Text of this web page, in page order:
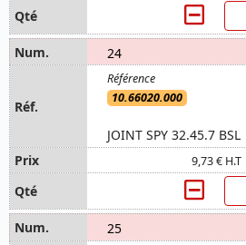
24
10.66020.000
JOINT SPY 32.45.7 BSL
9,73 € H.T
25